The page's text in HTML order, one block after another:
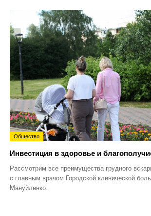
Общество
Инвестиция в здоровье и
Рассмотрим все преимущества грудного
с главным врачом Городской клинической
Мануйленко.